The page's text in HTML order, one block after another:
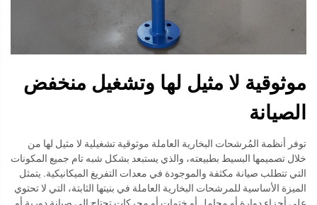
موثوقية لا مثيل لها وتشغيل منخفض
الصيانة
توفر أنظمة المُرشحات البخارية العاملة موثوقية تشغيلية لا مثيل لها من
خلال تصميمها البسيط بطبيعته، والذي يستبعد بشكل شبه تام جميع المكونات
التي تتطلب صيانة مكثفة والموجودة في معدات التفريغ الميكانيكية. يتمثل
الميزة الأساسية للمرشحات البخارية العاملة في بنيتها الثابتة، التي لا تحتوي
على أجزاء دوارة أو محامل أو ختمات أو محركات تحتاج إلى صيانة دورية أو